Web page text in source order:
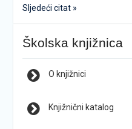
Sljedeći citat »
Školska knjižnica
O knjižnici
Knjižnični katalog